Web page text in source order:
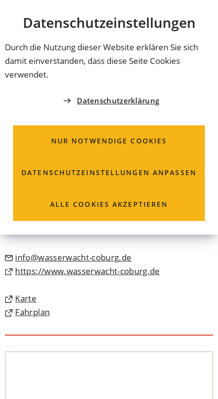
Datenschutz­einstellungen
Durch die Nutzung dieser Website erklären Sie sich
damit einverstanden, dass diese Seite Cookies
verwendet.
Datenschutzerklärung
NUR NOTWENDIGE COOKIES
DATENSCHUTZ­EINSTELLUNGEN ANPASSEN
ALLE COOKIES AKZEPTIEREN
INHALT ANSPRINGEN
Coburg
Rettungszug Oberfranken, Natur- und
unseren Aufgaben.
VorsitzenderRudolfBraun
info wasserwacht-coburg de
https://www.wasserwacht-coburg.de
(Öffnet
einem
neuen
Karte
(Öffnet
in
neuen
Tab)
Fahrplan
(Öffnet
einem
neuen